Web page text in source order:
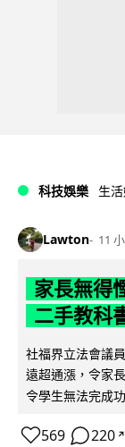
科技娛樂 生
Lawton 11
家長無得
二手教科
社福界立法會議
遠超通漲，令家
令學生無法完成
569 220 ↗